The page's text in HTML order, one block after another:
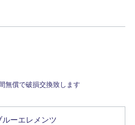
無償で破損交換致します
ルーエレメンツ